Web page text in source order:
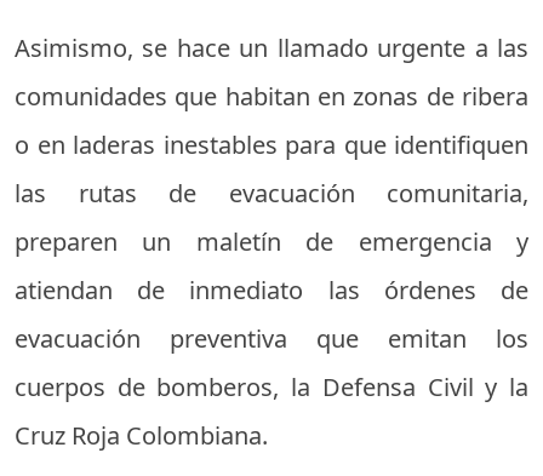
Asimismo, se hace un llamado urgente a las
comunidades que habitan en zonas de ribera
o en laderas inestables para que identifiquen
las rutas de evacuación comunitaria,
preparen un maletín de emergencia y
atiendan de inmediato las órdenes de
evacuación preventiva que emitan los
cuerpos de bomberos, la Defensa Civil y la
Cruz Roja Colombiana.